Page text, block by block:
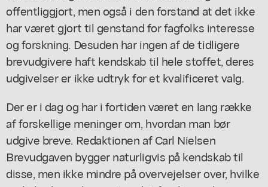
offentliggjort, men også i den forstand at det ikke
har været gjort til genstand for fagfolks interesse
og forskning. Desuden har ingen af de tidligere
brevudgivere haft kendskab til hele stoffet, deres
udgivelser er ikke udtryk for et kvalificeret valg.
Der er i dag og har i fortiden været en lang række
af forskellige meninger om, hvordan man bør
udgive breve. Redaktionen af Carl Nielsen
Brevudgaven bygger naturligvis på kendskab til
disse, men ikke mindre på overvejelser over, hvilke